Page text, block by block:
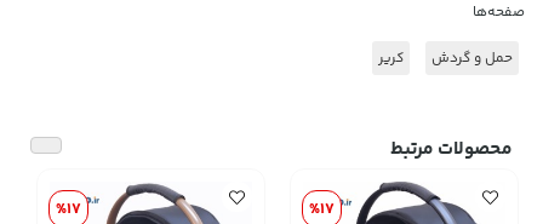
صفحه‌ها
حمل و گردش کریر
محصولات مرتبط
%17
%17